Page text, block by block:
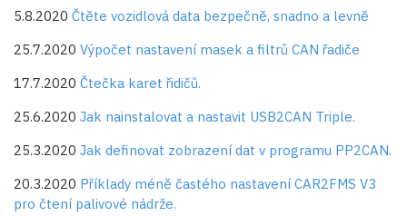
5.8.2020 Čtěte vozidlová data bezpečně, snadno a levně
25.7.2020 Výpočet nastavení masek a filtrů CAN řadiče
17.7.2020 Čtečka karet řidičů.
25.6.2020 Jak nainstalovat a nastavit USB2CAN Triple.
25.3.2020 Jak definovat zobrazení dat v programu PP2CAN.
20.3.2020 Příklady méně častého nastavení CAR2FMS V3
pro čtení palivové nádrže.